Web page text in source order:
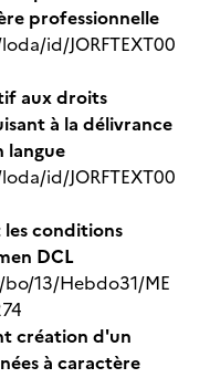
professionnelle
id/JORFTEXT00
aux droits
à la délivrance
langue
id/JORFTEXT00
conditions
DCL
13/Hebdo31/ME
création d'un
à caractère